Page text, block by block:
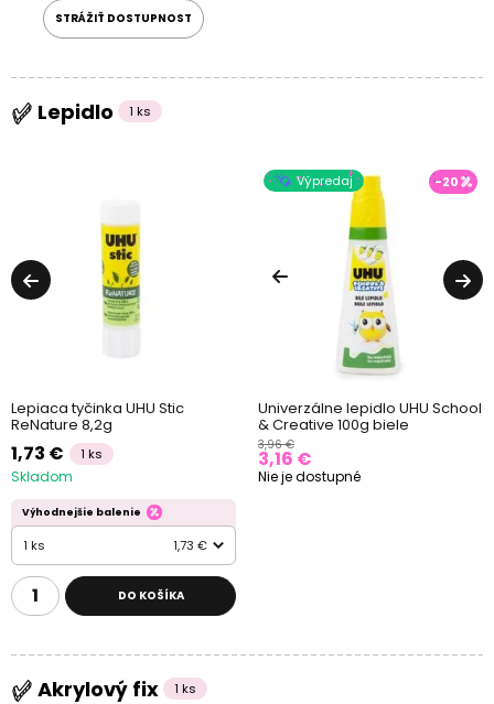
STRÁŽIŤ DOSTUPNOST
Lepidlo 1 ks
Lepiaca tyčinka UHU Stic
ReNature 8,2g
1,73 € 1 ks
Skladom
Výhodnejšie balenie
1 ks 1,73 €
DO KOŠÍKA
Výpredaj -20
Univerzálne lepidlo UHU School
& Creative 100g biele
3,96 €
3,16 €
Nie je dostupné
Akrylový fix 1 ks